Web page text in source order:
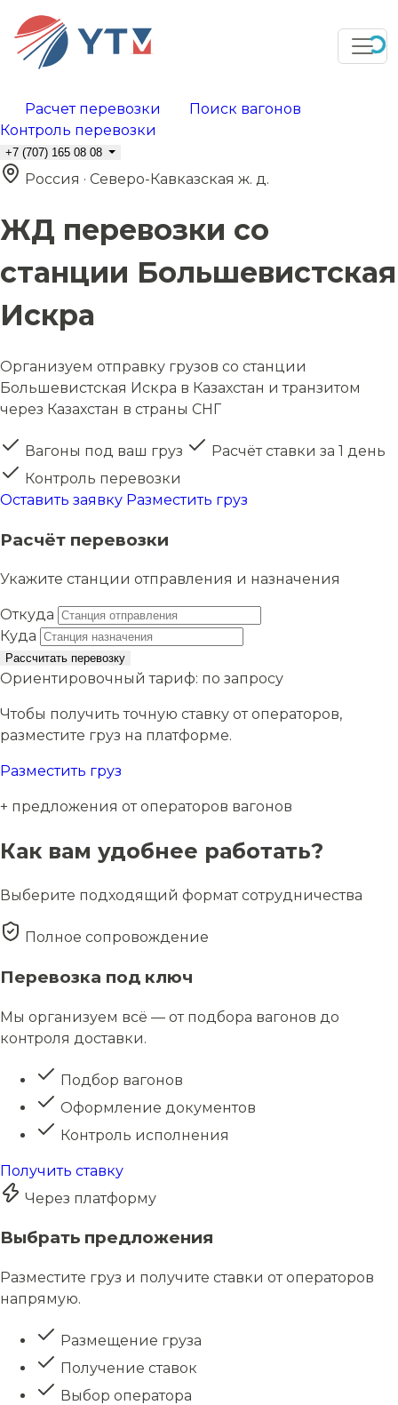
Расчет перевозки
Поиск вагонов
Контроль перевозки
+7 (707) 165 08 08
Россия · Северо-Кавказская ж. д.
ЖД перевозки со
станции Большевистская
Искра
Организуем отправку грузов со станции
Большевистская Искра в Казахстан и транзитом
через Казахстан в страны СНГ
Вагоны под ваш груз
Расчёт ставки за 1 день
Контроль перевозки
Оставить заявку Разместить груз
Расчёт перевозки
Укажите станции отправления и назначения
Откуда
Куда
Рассчитать перевозку
Ориентировочный тариф: по запросу
Чтобы получить точную ставку от операторов,
разместите груз на платформе.
Разместить груз
+ предложения от операторов вагонов
Как вам удобнее работать?
Выберите подходящий формат сотрудничества
Полное сопровождение
Перевозка под ключ
Мы организуем всё — от подбора вагонов до
контроля доставки.
Подбор вагонов
Оформление документов
Контроль исполнения
Получить ставку
Через платформу
Выбрать предложения
Разместите груз и получите ставки от операторов
напрямую.
Размещение груза
Получение ставок
Выбор оператора